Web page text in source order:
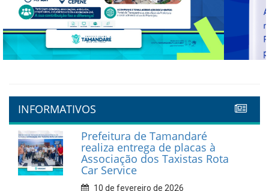
Previous Next